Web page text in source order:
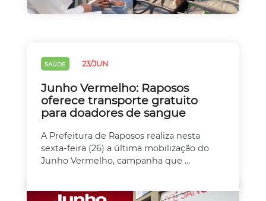
SAÚDE 23/JUN
Junho Vermelho: Raposos
oferece transporte gratuito
para doadores de sangue
A Prefeitura de Raposos realiza nesta
sexta-feira (26) a última mobilização do
Junho Vermelho, campanha que ...